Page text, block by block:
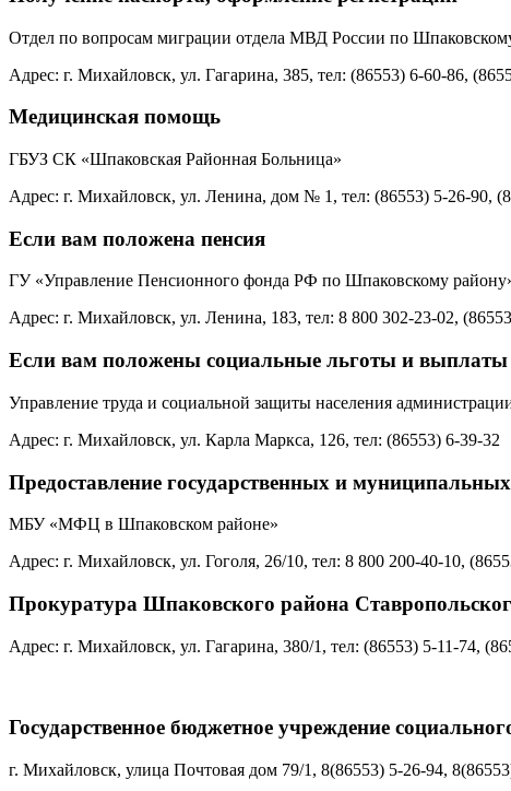
Отдел по вопросам миграции отдела МВД России по
Адрес: г. Михайловск, ул. Гагарина, 385, тел: (86553) 6‑60-86,
Медицинская помощь
ГБУЗ СК «Шпаковская Районная Больница»
Адрес: г. Михайловск, ул. Ленина, дом № 1, тел: (86553) 5-26-90,
Если вам положена пенсия
ГУ «Управление Пенсионного фонда РФ по Шпаковскому
Адрес: г. Михайловск, ул. Ленина, 183, тел: 8 800 302‑23-02,
Если вам положены социальные льготы и выплаты
Управление труда и социальной защиты населения
Адрес: г. Михайловск, ул. Карла Маркса, 126, тел: (86553) 6‑39-32
Предоставление государственных и
МБУ «МФЦ в Шпаковском районе»
Адрес: г. Михайловск, ул. Гоголя, 26/10, тел: 8 800 200‑40-10,
Прокуратура Шпаковского района
Адрес: г. Михайловск, ул. Гагарина, 380/1, тел: (86553) 5‑11-74,
Государственное бюджетное учреждение
г. Михайловск, улица Почтовая дом 79/1, 8(86553) 5-26-94,